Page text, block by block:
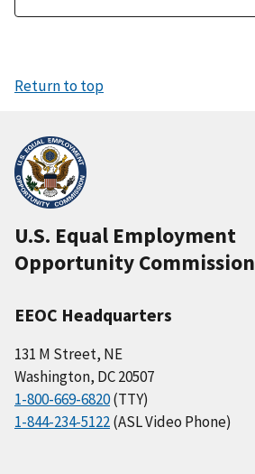
Return to top
U.S. Equal Employment
Opportunity Commission
EEOC Headquarters
131 M Street, NE
Washington, DC 20507
1-800-669-6820(TTY)
1-844-234-5122(ASL Video Phone)